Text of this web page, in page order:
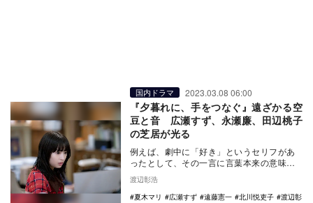
国内ドラマ 2023.03.08 06:00
『夕暮れに、手をつなぐ』遠ざかる空
豆と音 広瀬すず、永瀬廉、田辺桃子
の芝居が光る
例えば、劇中に「好き」というセリフがあ
ったとして、その一言に言葉本来の意味を
超えたニュアンスを付けていくのが脚本や
演出、そして俳…
渡辺彰浩
夏木マリ
広瀬すず 遠藤憲一 北川悦吏子
渡辺彰